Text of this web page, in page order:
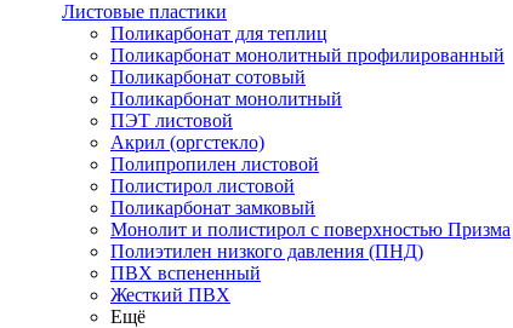
Листовые пластики
Поликарбонат для теплиц
Поликарбонат монолитный профилированный
Поликарбонат сотовый
Поликарбонат монолитный
ПЭТ листовой
Акрил (оргстекло)
Полипропилен листовой
Полистирол листовой
Поликарбонат замковый
Монолит и полистирол с поверхностью Призма
Полиэтилен низкого давления (ПНД)
ПВХ вспененный
Жесткий ПВХ
Ещё